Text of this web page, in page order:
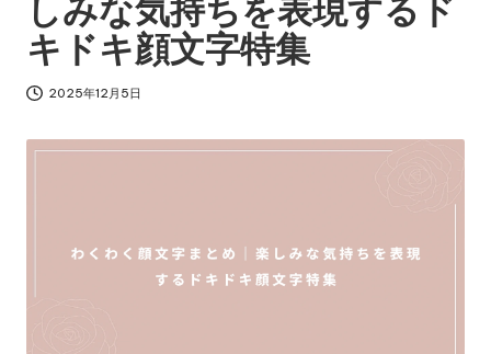
しみな気持ちを表現するド
キドキ顔文字特集
2025年12月5日